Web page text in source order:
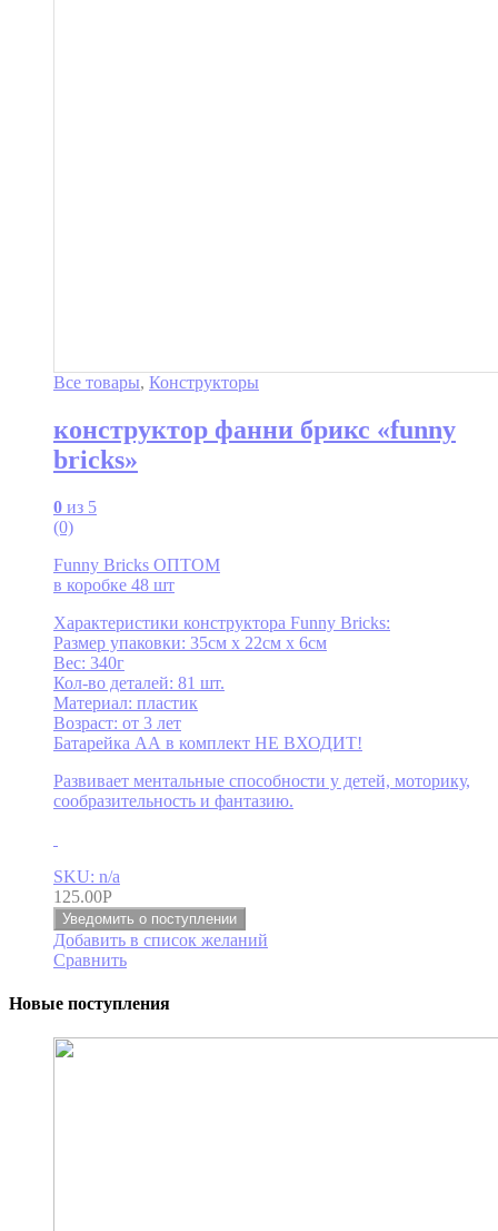
Все товары, Конструкторы
конструктор фанни брикс «funny
bricks»
0 из 5
(0)
Funny Bricks ОПТОМ
в коробке 48 шт
Характеристики конструктора Funny Bricks:
Размер упаковки: 35см x 22см x 6см
Вес: 340г
Кол-во деталей: 81 шт.
Материал: пластик
Возраст: от 3 лет
Батарейка АА в комплект НЕ ВХОДИТ!
Развивает ментальные способности у детей, моторику,
сообразительность и фантазию.
SKU: n/a
125.00Р
Уведомить о поступлении
Добавить в список желаний
Сравнить
Новые поступления